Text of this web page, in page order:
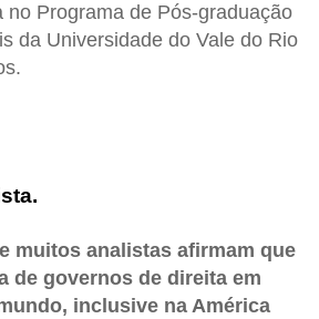
no Programa de Pós-graduação
da Universidade do Vale do Rio
muitos analistas afirmam que
de governos de direita em
inclusive na América